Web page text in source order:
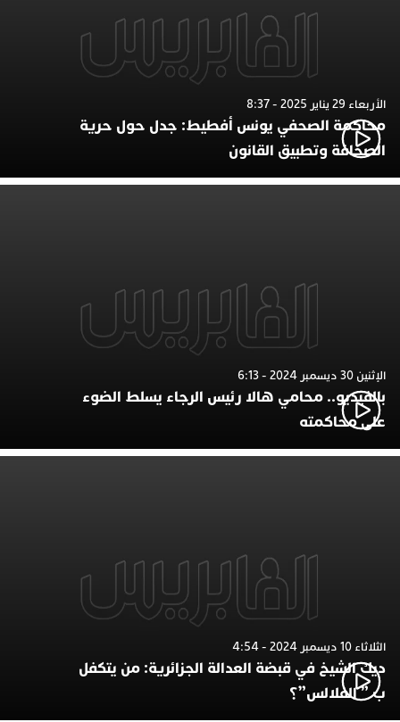
الأربعاء 29 يناير 2025 - 8:37
محاكمة الصحفي يونس أفطيط: جدل حول حرية
الصحافة وتطبيق القانون
الإثنين 30 ديسمبر 2024 - 6:13
بالفيديو.. محامي هالا رئيس الرجاء يسلط الضوء
على محاكمته
الثلاثاء 10 ديسمبر 2024 - 4:54
ديك الشيخ في قبضة العدالة الجزائرية: من يتكفل
ب ” الفلالس”؟